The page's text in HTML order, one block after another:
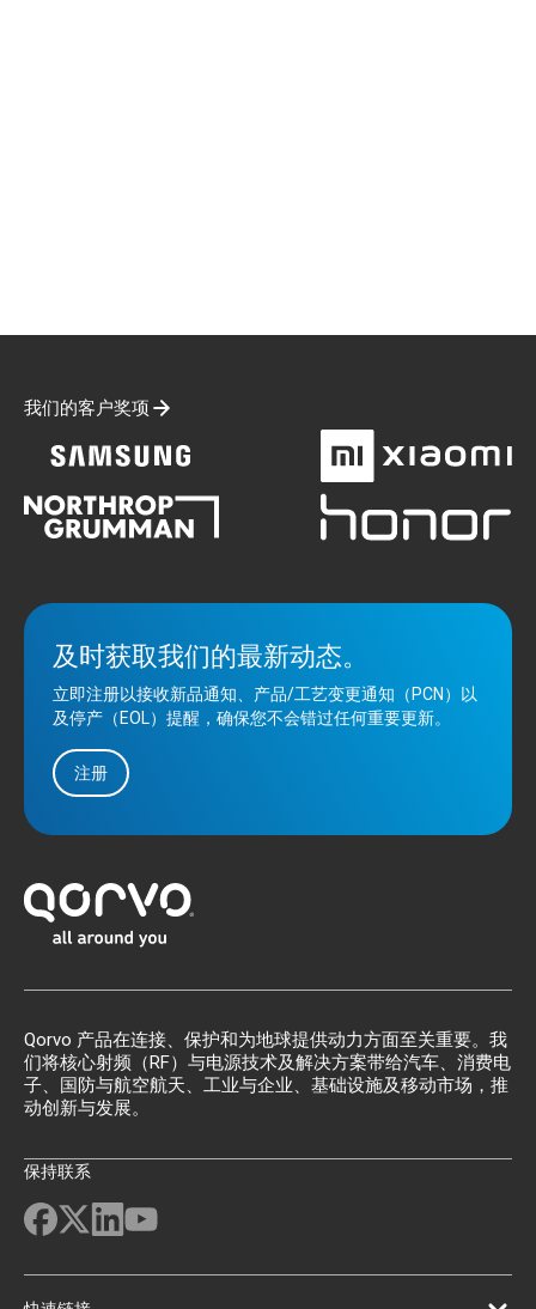
我们的客户奖项
及时获取我们的最新动态。
立即注册以接收新品通知、产品/工艺变更通知（PCN）以
及停产（EOL）提醒，确保您不会错过任何重要更新。
注册
Qorvo 产品在连接、保护和为地球提供动力方面至关重要。我
们将核心射频（RF）与电源技术及解决方案带给汽车、消费电
子、国防与航空航天、工业与企业、基础设施及移动市场，推
动创新与发展。
保持联系